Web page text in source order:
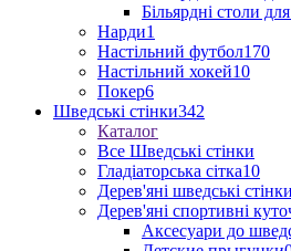
Більярдні столи
Нарди1
Настільний футбол170
Настільний хокей10
Покер6
Шведські стінки342
Каталог
Все Шведські стінки
Гладіаторська сітка10
Дерев'яні шведські стінки
Дерев'яні спортивні
Аксесуари до